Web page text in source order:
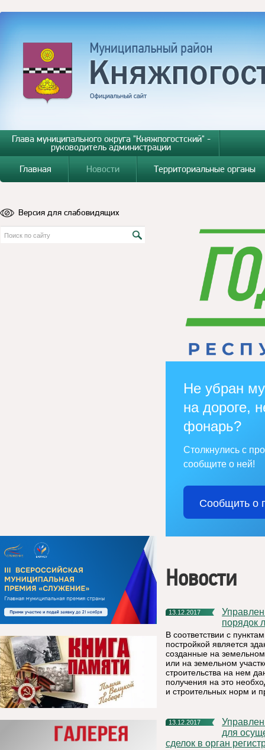
Глава муниципального округа "Княжпогостский" -
руководитель администрации
Главная
Новости Территориальные органы
Версия для слабовидящих
Не убран
на дороге,
фонарь?
Столкнулись с
сообщите о ней!
Сообщить о
Новости
13.12.2017
Управление Росреестра по Республике Коми: понятие и
порядок
В соответствии с
постройкой является
созданные на
или на земельном
строительства на нем
получения на это
и строительных норм и
13.12.2017
Управление Росреестра по Республике Коми: в каком случае
для
сделок в орган